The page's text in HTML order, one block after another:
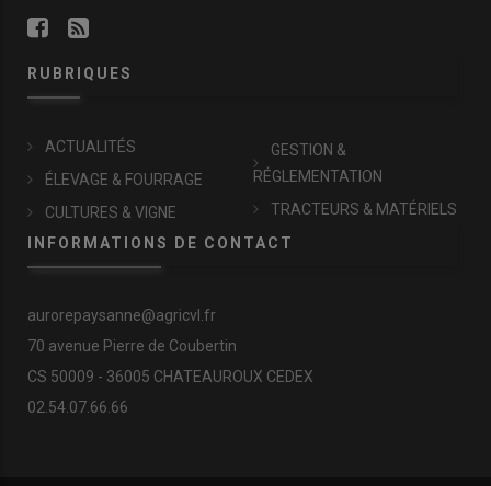
RUBRIQUES
ACTUALITÉS
ÉLEVAGE & FOURRAGE
CULTURES & VIGNE
GESTION &
RÉGLEMENTATION
TRACTEURS & MATÉRIELS
INFORMATIONS DE CONTACT
aurorepaysanne@agricvl.fr
70 avenue Pierre de Coubertin
CS 50009 - 36005 CHATEAUROUX CEDEX
02.54.07.66.66